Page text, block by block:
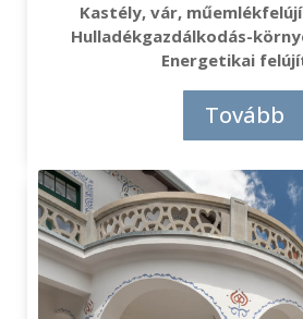
Kastély, vár,
Hulladékgazdálkodás-
Energetikai
Tovább